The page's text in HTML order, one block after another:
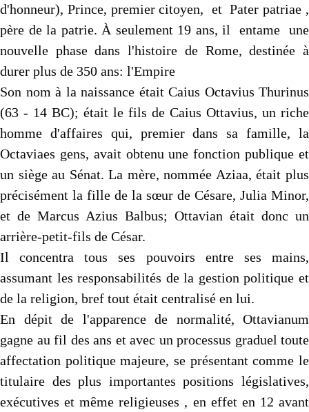
d'honneur), Prince, premier citoyen, et Pater patriae ,
père de la patrie. À seulement 19 ans, il entame une
nouvelle phase dans l'histoire de Rome, destinée à
durer plus de 350 ans: l'Empire
Son nom à la naissance était Caius Octavius Thurinus
(63 - 14 BC); était le fils de Caius Ottavius, un riche
homme d'affaires qui, premier dans sa famille, la
Octaviaes gens, avait obtenu une fonction publique et
un siège au Sénat. La mère, nommée Aziaa, était plus
précisément la fille de la sœur de Césare, Julia Minor,
et de Marcus Azius Balbus; Ottavian était donc un
arrière-petit-fils de César.
Il concentra tous ses pouvoirs entre ses mains,
assumant les responsabilités de la gestion politique et
de la religion, bref tout était centralisé en lui.
En dépit de l'apparence de normalité, Ottavianum
gagne au fil des ans et avec un processus graduel toute
affectation politique majeure, se présentant comme le
titulaire des plus importantes positions législatives,
exécutives et même religieuses , en effet en 12 avant